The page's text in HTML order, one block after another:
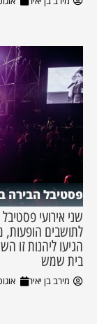
פסטיבל הבירה
שני אירועי
לתושבים הופעות,
הגיעו ליהנות
בית שמש
מירב בן יאיר אוגוסט